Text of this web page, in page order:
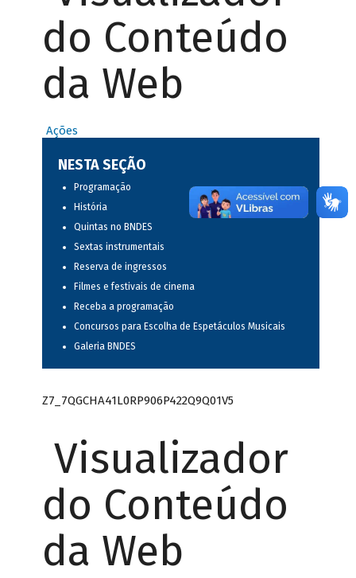
do Conteúdo
da Web
Ações
NESTA SEÇÃO
Programação
História
Quintas no BNDES
Sextas instrumentais
Reserva de ingressos
Filmes e festivais de cinema
Receba a programação
Concursos para Escolha de Espetáculos Musicais
Galeria BNDES
Z7_7QGCHA41L0RP906P422Q9Q01V5
Visualizador
do Conteúdo
da Web